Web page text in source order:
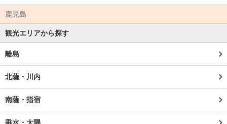
鹿児島
観光エリアから探す
離島
北薩・川内
南薩・指宿